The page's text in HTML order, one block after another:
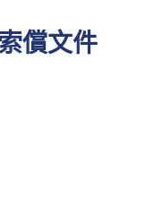
償文件